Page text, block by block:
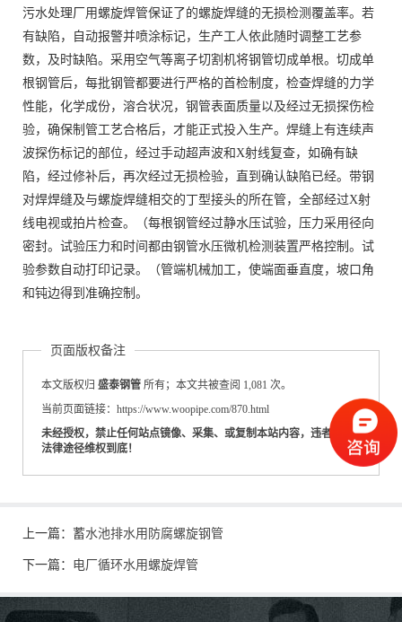
污水处理厂用螺旋焊管保证了的螺旋焊缝的无损检测覆盖率。若
有缺陷，自动报警并喷涂标记，生产工人依此随时调整工艺参
数，及时缺陷。采用空气等离子切割机将钢管切成单根。切成单
根钢管后，每批钢管都要进行严格的首检制度，检查焊缝的力学
性能，化学成份，溶合状况，钢管表面质量以及经过无损探伤检
验，确保制管工艺合格后，才能正式投入生产。焊缝上有连续声
波探伤标记的部位，经过手动超声波和X射线复查，如确有缺
陷，经过修补后，再次经过无损检验，直到确认缺陷已经。带钢
对焊焊缝及与螺旋焊缝相交的丁型接头的所在管，全部经过X射
线电视或拍片检查。（每根钢管经过静水压试验，压力采用径向
密封。试验压力和时间都由钢管水压微机检测装置严格控制。试
验参数自动打印记录。（管端机械加工，使端面垂直度，坡口角
和钝边得到准确控制。
页面版权备注
本文版权归 盛泰钢管 所有；本文共被查阅 1,081 次。
当前页面链接：https://www.woopipe.com/870.html
未经授权，禁止任何站点镜像、采集、或复制本站内容，违者通过
法律途径维权到底！
上一篇： 蓄水池排水用防腐螺旋钢管
下一篇： 电厂循环水用螺旋焊管